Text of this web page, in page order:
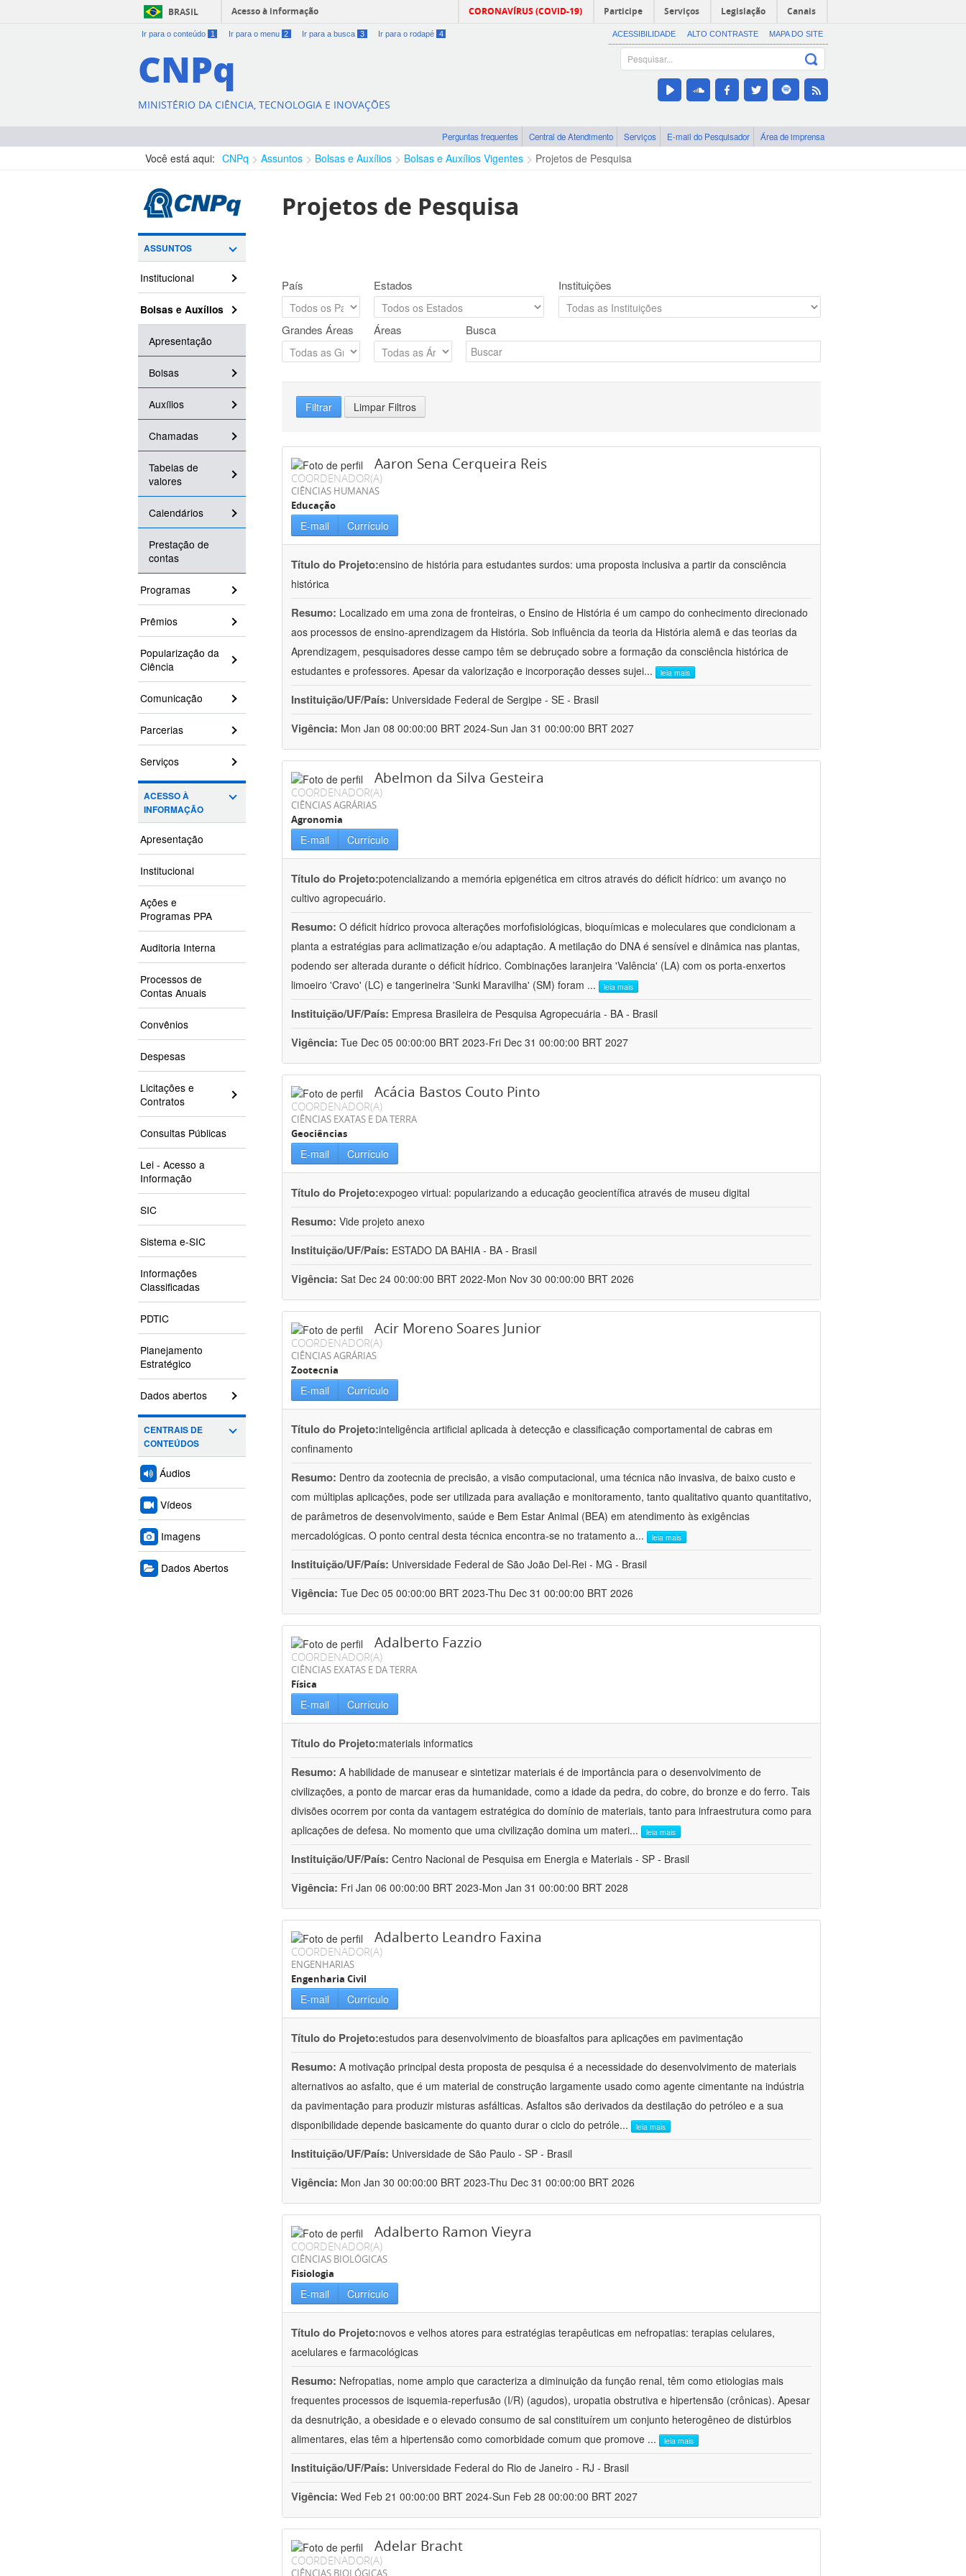
BRASIL Acesso à informação CORONAVÍRUS (COVID-19) Participe Serviços Legislação Canais
Ir para o conteúdo 1 Ir para o menu 2 Ir para a busca 3 Ir para o rodapé 4 ACESSIBILIDADE ALTO CONTRASTE MAPA DO SITE
CNPq
MINISTÉRIO DA CIÊNCIA, TECNOLOGIA E INOVAÇÕES
Perguntas frequentes Central de Atendimento Serviços E-mail do Pesquisador Área de imprensa
Você está aqui: CNPq Assuntos Bolsas e Auxílios Bolsas e Auxílios Vigentes Projetos de Pesquisa
ASSUNTOS
Institucional
Bolsas e Auxílios
Apresentação
Bolsas
Auxílios
Chamadas
Tabelas de
valores
Calendários
Prestação de
contas
Programas
Prêmios
Popularização da
Ciência
Comunicação
Parcerias
Serviços
ACESSO À
INFORMAÇÃO
Apresentação
Institucional
Ações e
Programas PPA
Auditoria Interna
Processos de
Contas Anuais
Convênios
Despesas
Licitações e
Contratos
Consultas Públicas
Lei - Acesso a
Informação
SIC
Sistema e-SIC
Informações
Classificadas
PDTIC
Planejamento
Estratégico
Dados abertos
CENTRAIS DE
CONTEÚDOS
Áudios
Vídeos
Imagens
Dados Abertos
Projetos de Pesquisa
País Estados Instituições
Grandes Áreas Áreas Busca
Filtrar Limpar Filtros
Aaron Sena Cerqueira Reis
COORDENADOR(A)
CIÊNCIAS HUMANAS
Educação
E-mail Currículo
Título do Projeto:ensino de história para estudantes surdos: uma proposta inclusiva a partir da consciência
histórica
Resumo: Localizado em uma zona de fronteiras, o Ensino de História é um campo do conhecimento direcionado
aos processos de ensino-aprendizagem da História. Sob influência da teoria da História alemã e das teorias da
Aprendizagem, pesquisadores desse campo têm se debruçado sobre a formação da consciência histórica de
estudantes e professores. Apesar da valorização e incorporação desses sujei... leia mais
Instituição/UF/País: Universidade Federal de Sergipe - SE - Brasil
Vigência: Mon Jan 08 00:00:00 BRT 2024-Sun Jan 31 00:00:00 BRT 2027
Abelmon da Silva Gesteira
COORDENADOR(A)
CIÊNCIAS AGRÁRIAS
Agronomia
E-mail Currículo
Título do Projeto:potencializando a memória epigenética em citros através do déficit hídrico: um avanço no
cultivo agropecuário.
Resumo: O déficit hídrico provoca alterações morfofisiológicas, bioquímicas e moleculares que condicionam a
planta a estratégias para aclimatização e/ou adaptação. A metilação do DNA é sensível e dinâmica nas plantas,
podendo ser alterada durante o déficit hídrico. Combinações laranjeira 'Valência' (LA) com os porta-enxertos
limoeiro 'Cravo' (LC) e tangerineira 'Sunki Maravilha' (SM) foram ... leia mais
Instituição/UF/País: Empresa Brasileira de Pesquisa Agropecuária - BA - Brasil
Vigência: Tue Dec 05 00:00:00 BRT 2023-Fri Dec 31 00:00:00 BRT 2027
Acácia Bastos Couto Pinto
COORDENADOR(A)
CIÊNCIAS EXATAS E DA TERRA
Geociências
E-mail Currículo
Título do Projeto:expogeo virtual: popularizando a educação geocientífica através de museu digital
Resumo: Vide projeto anexo
Instituição/UF/País: ESTADO DA BAHIA - BA - Brasil
Vigência: Sat Dec 24 00:00:00 BRT 2022-Mon Nov 30 00:00:00 BRT 2026
Acir Moreno Soares Junior
COORDENADOR(A)
CIÊNCIAS AGRÁRIAS
Zootecnia
E-mail Currículo
Título do Projeto:inteligência artificial aplicada à detecção e classificação comportamental de cabras em
confinamento
Resumo: Dentro da zootecnia de precisão, a visão computacional, uma técnica não invasiva, de baixo custo e
com múltiplas aplicações, pode ser utilizada para avaliação e monitoramento, tanto qualitativo quanto quantitativo,
de parâmetros de desenvolvimento, saúde e Bem Estar Animal (BEA) em atendimento às exigências
mercadológicas. O ponto central desta técnica encontra-se no tratamento a... leia mais
Instituição/UF/País: Universidade Federal de São João Del-Rei - MG - Brasil
Vigência: Tue Dec 05 00:00:00 BRT 2023-Thu Dec 31 00:00:00 BRT 2026
Adalberto Fazzio
COORDENADOR(A)
CIÊNCIAS EXATAS E DA TERRA
Física
E-mail Currículo
Título do Projeto:materials informatics
Resumo: A habilidade de manusear e sintetizar materiais é de importância para o desenvolvimento de
civilizações, a ponto de marcar eras da humanidade, como a idade da pedra, do cobre, do bronze e do ferro. Tais
divisões ocorrem por conta da vantagem estratégica do domínio de materiais, tanto para infraestrutura como para
aplicações de defesa. No momento que uma civilização domina um materi... leia mais
Instituição/UF/País: Centro Nacional de Pesquisa em Energia e Materiais - SP - Brasil
Vigência: Fri Jan 06 00:00:00 BRT 2023-Mon Jan 31 00:00:00 BRT 2028
Adalberto Leandro Faxina
COORDENADOR(A)
ENGENHARIAS
Engenharia Civil
E-mail Currículo
Título do Projeto:estudos para desenvolvimento de bioasfaltos para aplicações em pavimentação
Resumo: A motivação principal desta proposta de pesquisa é a necessidade do desenvolvimento de materiais
alternativos ao asfalto, que é um material de construção largamente usado como agente cimentante na indústria
da pavimentação para produzir misturas asfálticas. Asfaltos são derivados da destilação do petróleo e a sua
disponibilidade depende basicamente do quanto durar o ciclo do petróle... leia mais
Instituição/UF/País: Universidade de São Paulo - SP - Brasil
Vigência: Mon Jan 30 00:00:00 BRT 2023-Thu Dec 31 00:00:00 BRT 2026
Adalberto Ramon Vieyra
COORDENADOR(A)
CIÊNCIAS BIOLÓGICAS
Fisiologia
E-mail Currículo
Título do Projeto:novos e velhos atores para estratégias terapêuticas em nefropatias: terapias celulares,
acelulares e farmacológicas
Resumo: Nefropatias, nome amplo que caracteriza a diminuição da função renal, têm como etiologias mais
frequentes processos de isquemia-reperfusão (I/R) (agudos), uropatia obstrutiva e hipertensão (crônicas). Apesar
da desnutrição, a obesidade e o elevado consumo de sal constituírem um conjunto heterogêneo de distúrbios
alimentares, elas têm a hipertensão como comorbidade comum que promove ... leia mais
Instituição/UF/País: Universidade Federal do Rio de Janeiro - RJ - Brasil
Vigência: Wed Feb 21 00:00:00 BRT 2024-Sun Feb 28 00:00:00 BRT 2027
Adelar Bracht
COORDENADOR(A)
CIÊNCIAS BIOLÓGICAS